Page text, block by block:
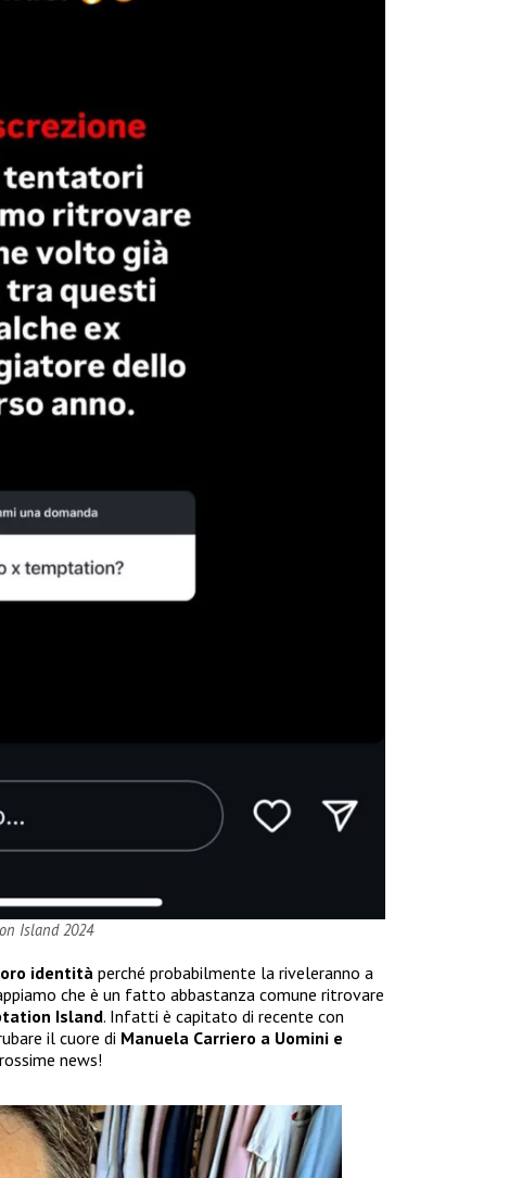
Island 2024
identità perché probabilmente la riveleranno a
che è un fatto abbastanza comune ritrovare
Island. Infatti è capitato di recente con
il cuore di Manuela Carriero a Uomini e
news!